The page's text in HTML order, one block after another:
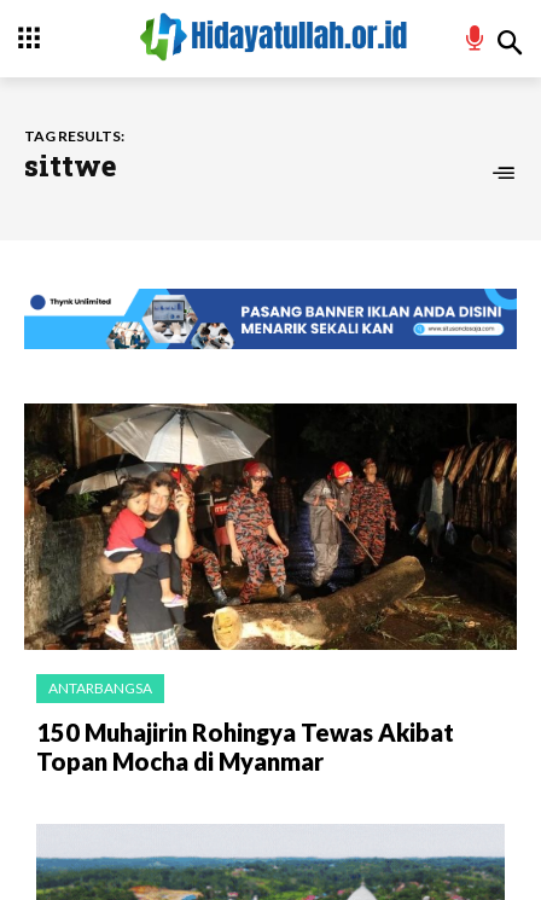
TAG RESULTS:
sittwe
ANTARBANGSA
150 Muhajirin Rohingya Tewas Akibat
Topan Mocha di Myanmar